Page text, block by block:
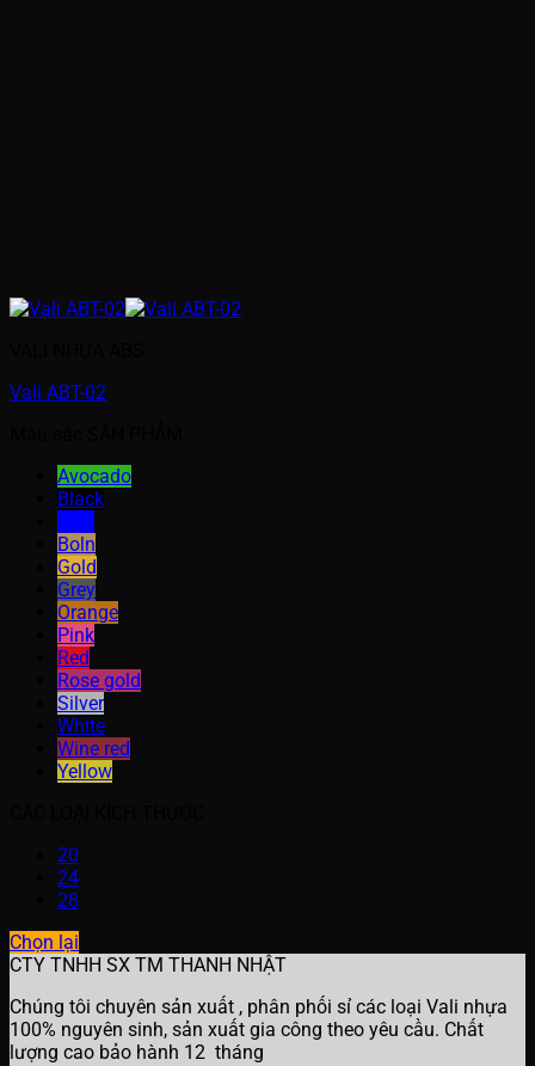
Vali ABT-02
Avocado
Black
Boln
Gold
Grey
Orange
Pink
Red
Rose gold
Silver
White
Wine red
Yellow
20
24
28
Chọn lại
CTY TNHH SX TM THANH NHẬT
Chúng tôi chuyên sản xuất , phân phối sỉ các loại Vali nhựa
100% nguyên sinh, sản xuất gia công theo yêu cầu. Chất
lượng cao bảo hành 12 tháng